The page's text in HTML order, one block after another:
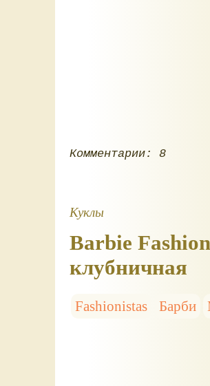
Комментарии: 8
Куклы
Barbie
клубничная
Fashionistas Барби